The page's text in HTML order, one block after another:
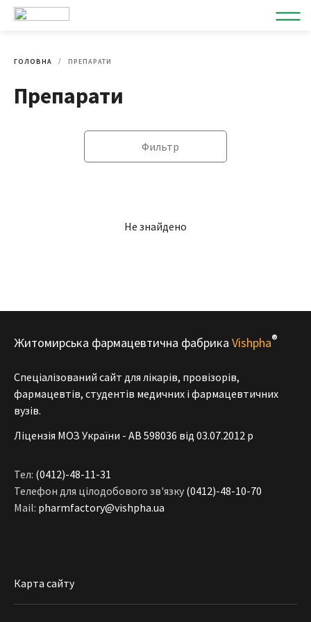
ГОЛОВНА ПРЕПАРАТИ
Препарати
Фильтр
Не знайдено
Житомирська фармацевтична фабрика Vishpha®
Спеціалізований сайт для лікарів, провізорів,
фармацевтів, студентів медичних і фармацевтичних
вузів.
Ліцензія МОЗ України - АВ 598036 від 03.07.2012 р
Тел: (0412)-48-11-31
Телефон для цілодобового зв'язку (0412)-48-10-70
Mail: pharmfactory@vishpha.ua
Карта сайту